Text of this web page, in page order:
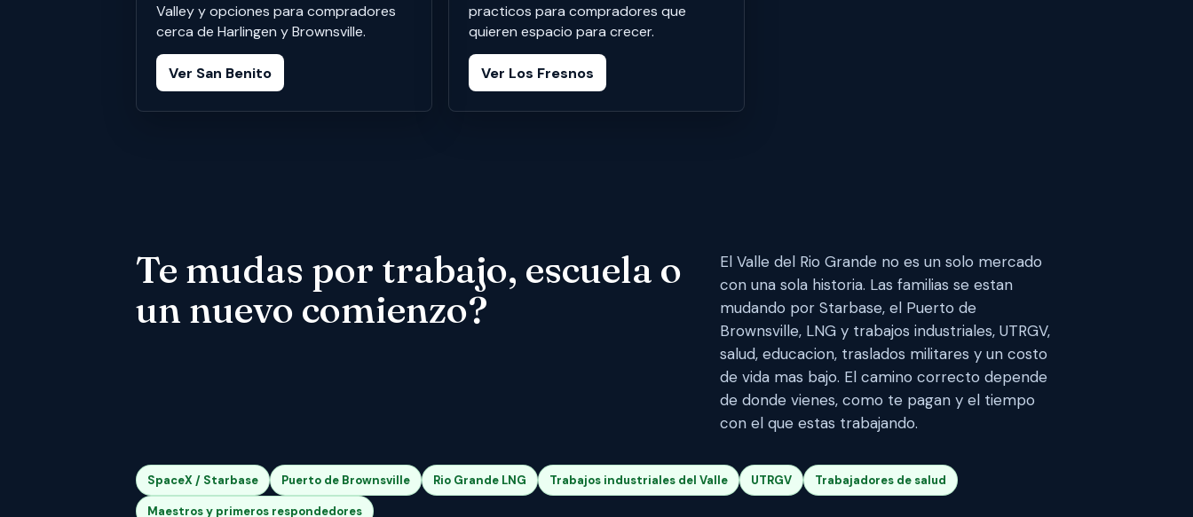
Valley y opciones para compradores
cerca de Harlingen y Brownsville.
Ver San Benito
practicos para compradores que
quieren espacio para crecer.
Ver Los Fresnos
Te mudas por trabajo, escuela o
un nuevo comienzo?
El Valle del Rio Grande no es un solo mercado
con una sola historia. Las familias se estan
mudando por Starbase, el Puerto de
Brownsville, LNG y trabajos industriales, UTRGV,
salud, educacion, traslados militares y un costo
de vida mas bajo. El camino correcto depende
de donde vienes, como te pagan y el tiempo
con el que estas trabajando.
SpaceX / Starbase Puerto de Brownsville Rio Grande LNG Trabajos industriales del Valle UTRGV Trabajadores de salud
Maestros y primeros respondedores